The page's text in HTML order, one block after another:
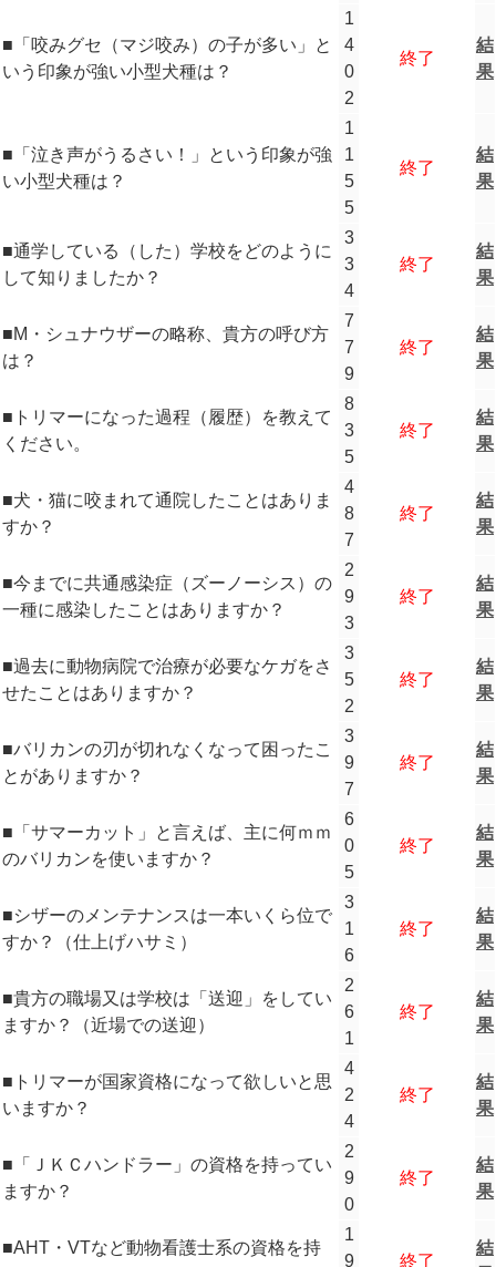
■「咬みグセ（マジ咬み）の子が多い」と
いう印象が強い小型犬種は？
1
4
0
2
終了
結
果
■「泣き声がうるさい！」という印象が強
い小型犬種は？
1
1
5
5
終了
結
果
■通学している（した）学校をどのように
して知りましたか？
3
3
4
終了
結
果
■M・シュナウザーの略称、貴方の呼び方
は？
7
7
9
終了
結
果
■トリマーになった過程（履歴）を教えて
ください。
8
3
5
終了
結
果
■犬・猫に咬まれて通院したことはありま
すか？
4
8
7
終了
結
果
■今までに共通感染症（ズーノーシス）の
一種に感染したことはありますか？
2
9
3
終了
結
果
■過去に動物病院で治療が必要なケガをさ
せたことはありますか？
3
5
2
終了
結
果
■バリカンの刃が切れなくなって困ったこ
とがありますか？
3
9
7
終了
結
果
■「サマーカット」と言えば、主に何ｍｍ
のバリカンを使いますか？
6
0
5
終了
結
果
■シザーのメンテナンスは一本いくら位で
すか？（仕上げハサミ）
3
1
6
終了
結
果
■貴方の職場又は学校は「送迎」をしてい
ますか？（近場での送迎）
2
6
1
終了
結
果
■トリマーが国家資格になって欲しいと思
いますか？
4
2
4
終了
結
果
■「ＪＫＣハンドラー」の資格を持ってい
ますか？
2
9
0
終了
結
果
■AHT・VTなど動物看護士系の資格を持
1
9
終了
結